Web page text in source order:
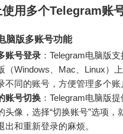
用多个Telegram账
脑版多账号功能
账号登录 ：Telegram电脑版
（Windows、Mac、Linux）
不同的账号，方便管理多个账
账号切换 ：Telegram电脑版
头像，选择“切换账号”选项
出和重新登录的麻烦。